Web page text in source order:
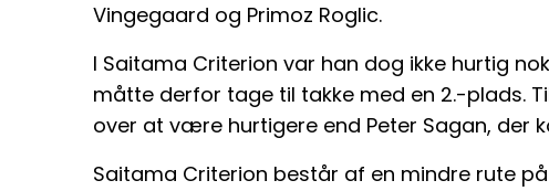
Vingegaard og Primoz Roglic.
I Saitama Criterion var han dog ikke hurtig
måtte derfor tage til takke med en 2.-plads.
over at være hurtigere end Peter Sagan, der
Saitama Criterion består af en mindre rute